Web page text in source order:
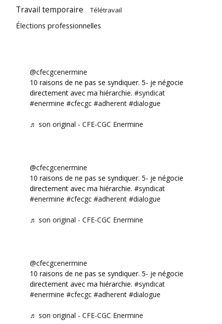
Travail temporaire Télétravail
Élections professionnelles
@cfecgcenermine
10 raisons de ne pas se syndiquer. 5- je négocie
directement avec ma hiérarchie. #syndicat
#enermine #cfecgc #adherent #dialogue
♬ son original - CFE-CGC Enermine
@cfecgcenermine
10 raisons de ne pas se syndiquer. 5- je négocie
directement avec ma hiérarchie. #syndicat
#enermine #cfecgc #adherent #dialogue
♬ son original - CFE-CGC Enermine
@cfecgcenermine
10 raisons de ne pas se syndiquer. 5- je négocie
directement avec ma hiérarchie. #syndicat
#enermine #cfecgc #adherent #dialogue
♬ son original - CFE-CGC Enermine